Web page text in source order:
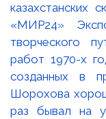
казахстанских
«МИР24»
творческого
работ 1970-х
созданных в
Шорохова
раз бывал на